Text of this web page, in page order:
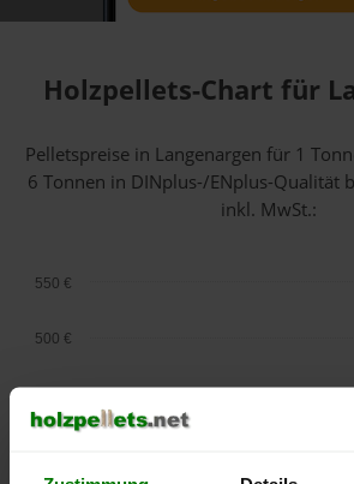
Holzpellets-Chart für
Pelletspreise in Langenargen für 1
6 Tonnen in DINplus-/ENplus-Qualität
inkl. MwSt.:
500 €
550 €